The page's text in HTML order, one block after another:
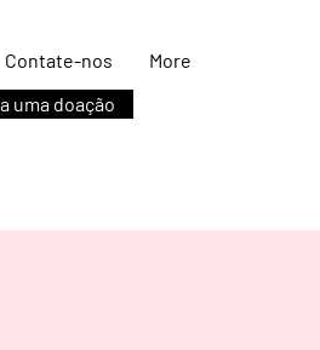
Contate-nos
More
uma doação